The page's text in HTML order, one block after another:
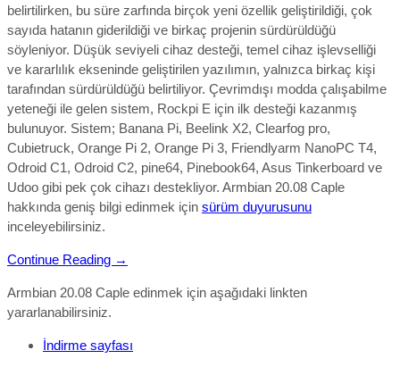
belirtilirken, bu süre zarfında birçok yeni özellik geliştirildiği, çok
sayıda hatanın giderildiği ve birkaç projenin sürdürüldüğü
söyleniyor. Düşük seviyeli cihaz desteği, temel cihaz işlevselliği
ve kararlılık ekseninde geliştirilen yazılımın, yalnızca birkaç kişi
tarafından sürdürüldüğü belirtiliyor. Çevrimdışı modda çalışabilme
yeteneği ile gelen sistem, Rockpi E için ilk desteği kazanmış
bulunuyor. Sistem; Banana Pi, Beelink X2, Clearfog pro,
Cubietruck, Orange Pi 2, Orange Pi 3, Friendlyarm NanoPC T4,
Odroid C1, Odroid C2, pine64, Pinebook64, Asus Tinkerboard ve
Udoo gibi pek çok cihazı destekliyor. Armbian 20.08 Caple
hakkında geniş bilgi edinmek için sürüm duyurusunu
inceleyebilirsiniz.
Continue Reading →
Armbian 20.08 Caple edinmek için aşağıdaki linkten
yararlanabilirsiniz.
İndirme sayfası